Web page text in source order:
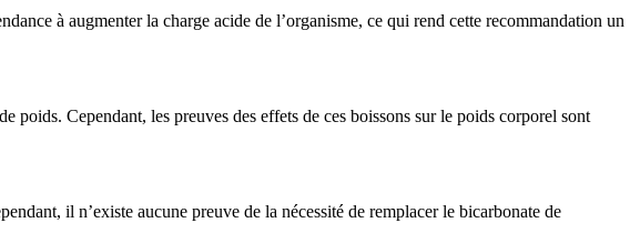
à augmenter la charge acide de l’organisme, ce qui rend cette recommandation un
Cependant, les preuves des effets de ces boissons sur le poids corporel sont
il n’existe aucune preuve de la nécessité de remplacer le bicarbonate de